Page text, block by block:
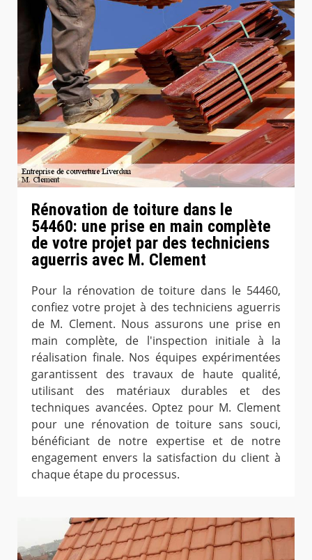
Rénovation de toiture dans le
54460: une prise en main complète
de votre projet par des techniciens
aguerris avec M. Clement
Pour la rénovation de toiture dans le 54460,
confiez votre projet à des techniciens aguerris
de M. Clement. Nous assurons une prise en
main complète, de l'inspection initiale à la
réalisation finale. Nos équipes expérimentées
garantissent des travaux de haute qualité,
utilisant des matériaux durables et des
techniques avancées. Optez pour M. Clement
pour une rénovation de toiture sans souci,
bénéficiant de notre expertise et de notre
engagement envers la satisfaction du client à
chaque étape du processus.